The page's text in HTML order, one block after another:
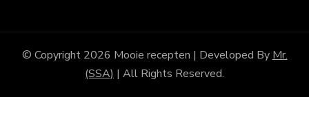
© Copyright 2026 Mooie recepten | Developed By Mr.
(SSA) | All Rights Reserved.